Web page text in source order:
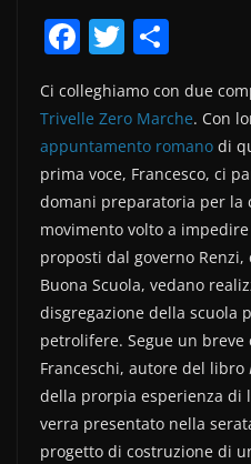
F
a
c
e
b
o
o
k
T
itt
er
n
di
vi
di
Ci colleghiamo con due
Trivelle Zero Marche. Con
appuntamento romano di
prima voce, Francesco, ci
domani preparatoria per la
movimento volto a
proposti dal governo Renzi,
Buona Scuola, vedano
disgregazione della scuola
petrolifere. Segue un
Franceschi, autore del libro
della prorpia esperienza di
verra presentato nella
progetto di costruzione di